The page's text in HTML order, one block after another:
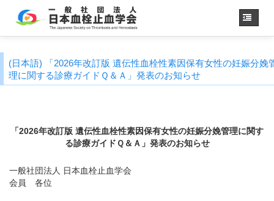
About us
JSTH Secretariat
Next Annual Congress
Next SSC Symposium
(日本語) 「2026年改訂版 遺伝性血栓性素因保有女性の妊娠分娩
理に関する診療ガイドＱ＆Ａ」発表のお知らせ
「2026年改訂版 遺伝性血栓性素因保有女性の妊娠分娩管理に関す
る診療ガイドＱ＆Ａ」発表のお知らせ
一般社団法人 日本血栓止血学会
会員 各位